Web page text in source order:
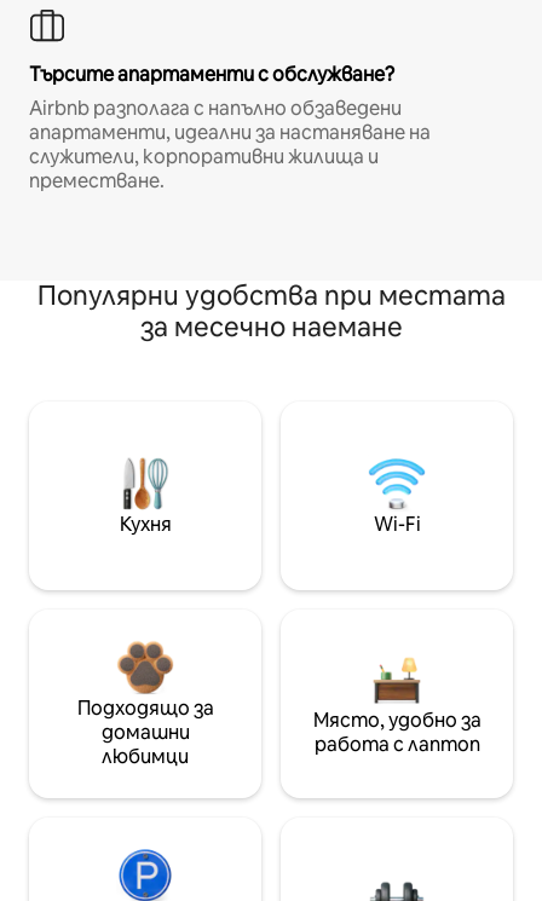
Търсите апартаменти с обслужване?
Airbnb разполага с напълно обзаведени
апартаменти, идеални за настаняване на
служители, корпоративни жилища и
преместване.
Популярни удобства при местата
за месечно наемане
Кухня Wi-Fi
Подходящо за
домашни
любимци
Място, удобно за
работа с лаптоп